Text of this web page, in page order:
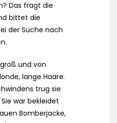
Das fragt die
bittet die
der Suche nach
und von
lange Haare.
trug sie
war bekleidet
Bomberjacke,